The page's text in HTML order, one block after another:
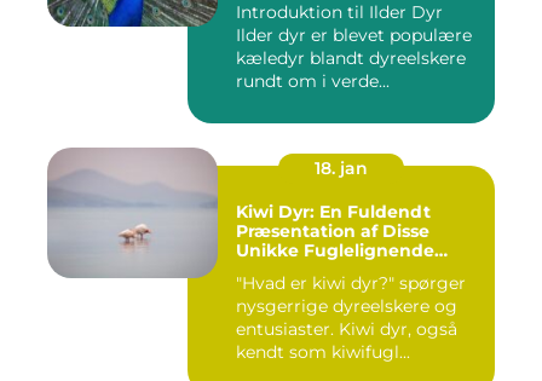
Introduktion til Ilder Dyr
Ilder dyr er blevet populære
kæledyr blandt dyreelskere
rundt om i verde...
18. jan
Kiwi Dyr: En Fuldendt
Præsentation af Disse
Unikke Fuglelignende
"Hvad er kiwi dyr?" spørger
nysgerrige dyreelskere og
entusiaster. Kiwi dyr, også
kendt som kiwifugl...